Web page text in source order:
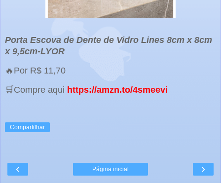
Porta Escova de Dente de Vidro Lines 8cm x 8cm
x 9,5cm-LYOR
🔥Por R$ 11,70
🛒Compre aqui https://amzn.to/4smeevi
Compartilhar
‹ ›
Página inicial